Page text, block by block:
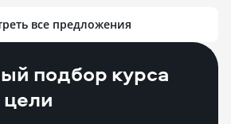
все предложения
подбор курса